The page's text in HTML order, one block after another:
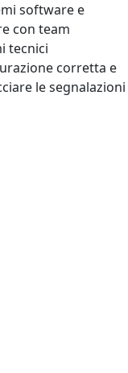
software e
con team
tecnici
corretta e
le segnalazioni